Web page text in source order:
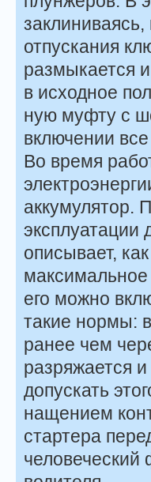
отпускания
размыкается
в исходное
ную муфту с
включении
Во время
аккумулятор.
эксплуатации
описывает,
его можно
такие нормы:
ранее чем
разряжается
допускать
нащением
стартера
человеческий